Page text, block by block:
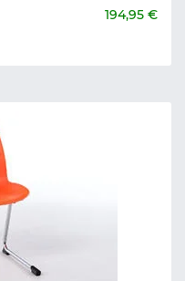
194,95 €